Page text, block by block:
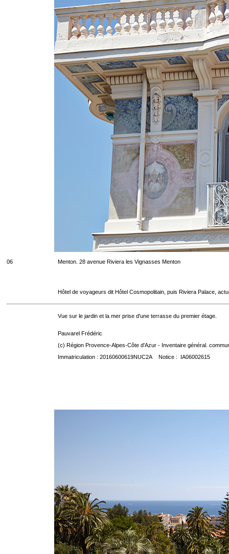
06 Menton. 28 avenue Riviera les Vignasses Menton
Hôtel de voyageurs dit Hôtel Cosmopolitain, puis Riviera Palace,
Vue sur le jardin et la mer prise d'une terrasse du premier étage.
Pauvarel Frédéric
(c) Région Provence-Alpes-Côte d'Azur - Inventaire général.
Immatriculation : 20160600619NUC2A Notice : IA06002615